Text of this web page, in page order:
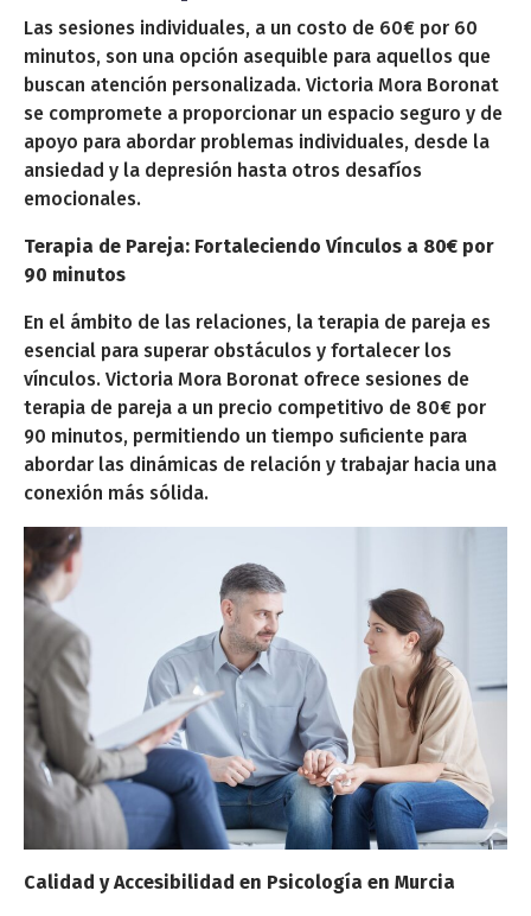
Las sesiones individuales, a un costo de 60€ por 60
minutos, son una opción asequible para aquellos que
buscan atención personalizada. Victoria Mora Boronat
se compromete a proporcionar un espacio seguro y de
apoyo para abordar problemas individuales, desde la
ansiedad y la depresión hasta otros desafíos
emocionales.
Terapia de Pareja: Fortaleciendo Vínculos a 80€ por
90 minutos
En el ámbito de las relaciones, la terapia de pareja es
esencial para superar obstáculos y fortalecer los
vínculos. Victoria Mora Boronat ofrece sesiones de
terapia de pareja a un precio competitivo de 80€ por
90 minutos, permitiendo un tiempo suficiente para
abordar las dinámicas de relación y trabajar hacia una
conexión más sólida.
Calidad y Accesibilidad en Psicología en Murcia